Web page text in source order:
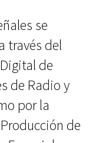
se
través del
de
de Radio y
por la
de